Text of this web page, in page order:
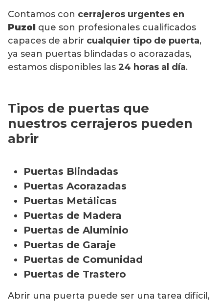
Contamos con cerrajeros urgentes en
Puzol que son profesionales cualificados
capaces de abrir cualquier tipo de puerta,
ya sean puertas blindadas o acorazadas,
estamos disponibles las 24 horas al día.
Tipos de puertas que
nuestros cerrajeros pueden
abrir
Puertas Blindadas
Puertas Acorazadas
Puertas Metálicas
Puertas de Madera
Puertas de Aluminio
Puertas de Garaje
Puertas de Comunidad
Puertas de Trastero
Abrir una puerta puede ser una tarea difícil,